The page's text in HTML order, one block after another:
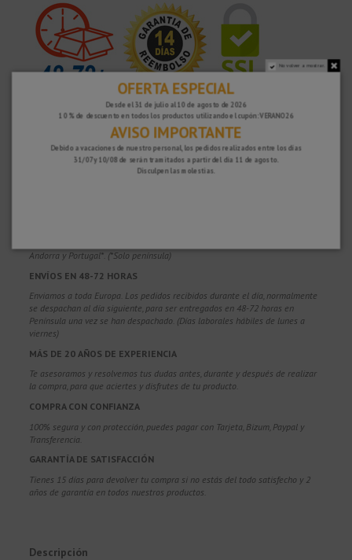
Andorra y Portugal*. (*Solo península)
ENVÍOS EN 48-72 HORAS
Enviamos a toda Europa. Los pedidos recibidos durante el día, normalmente
se despachan al día siguiente, para ser entregados en 48-72 horas en
Península una vez se han despachado. (Días laborales hábiles de lunes a
viernes)
MÁS DE 20 AÑOS DE EXPERIENCIA
Te asesoramos y resolvemos tus dudas antes, durante y después de realizar
la compra, para que aciertes y disfrutes de tu producto.
COMPRA CON CONFIANZA
100% segura y con protección, puedes pagar con Tarjeta, Bizum, Paypal y
Transferencia.
GARANTÍA DE SATISFACCIÓN
Tienes 15 días para devolver tu compra si no estás del todo satisfecho y 2
años de garantía en todos nuestros productos.
Descripción
No volver a mostrar.
OFERTA ESPECIAL
Desde el 31 de julio al 10 de agosto de 2026
10 % de descuento en todos los productos utilizando el cupón: VERANO26
AVISO IMPORTANTE
Debido a vacaciones de nuestro personal, los pedidos realizados entre los días
31/07 y 10/08 de serán tramitados a partir del día 11 de agosto.
Disculpen las molestias.